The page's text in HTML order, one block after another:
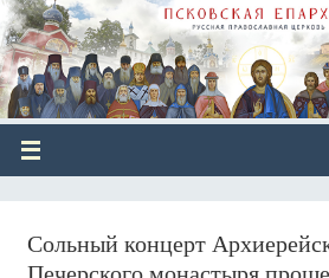
Сольный концерт